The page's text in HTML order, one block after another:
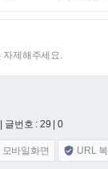
자제해주세요.
| 글번호 : 29 | 0
모바일화면  URL